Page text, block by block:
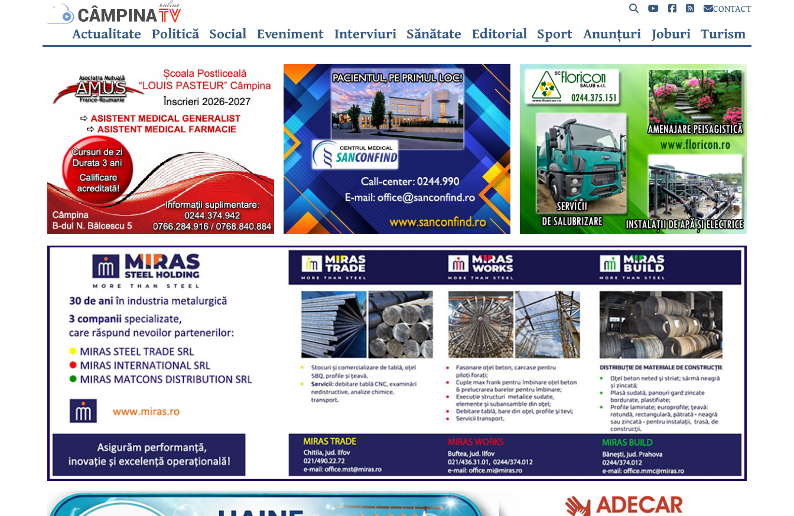
CONTACT
Actualitate Politică Social Eveniment Interviuri Sănătate Editorial Sport Anunțuri Joburi Turism